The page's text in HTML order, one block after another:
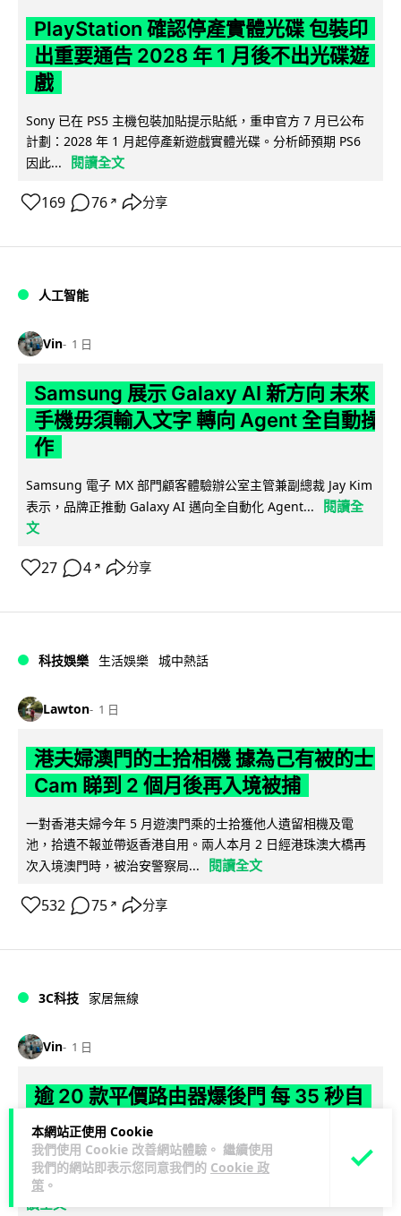
本網站正使用 Cookie
我們使用 Cookie 改善網站體驗。 繼續使用
我們的網站即表示您同意我們的 Cookie 政
策 。
PlayStation 確認停產實體光碟 包裝印
出重要通告 2028 年 1 月後不出光碟遊
戲
Sony 已在 PS5 主機包裝加貼提示貼紙，重申官方 7 月已公布
計劃：2028 年 1 月起停產新遊戲實體光碟。分析師預期 PS6
因此...
閱讀全文
169 76 ↗ 分享
人工智能
Vin 1 日
Samsung 展示 Galaxy AI 新方向 未來
手機毋須輸入文字 轉向 Agent 全自動操
作
Samsung 電子 MX 部門顧客體驗辦公室主管兼副總裁 Jay Kim
表示，品牌正推動 Galaxy AI 邁向全自動化 Agent...
閱讀全
文
27 4 ↗ 分享
科技娛樂 生活娛樂 城中熱話
Lawton 1 日
港夫婦澳門的士拾相機 據為己有被的士
Cam 睇到 2 個月後再入境被捕
一對香港夫婦今年 5 月遊澳門乘的士拾獲他人遺留相機及電
池，拾遺不報並帶返香港自用。兩人本月 2 日經港珠澳大橋再
次入境澳門時，被治安警察局...
閱讀全文
532 75 ↗ 分享
3C科技 家居無線
Vin 1 日
逾 20 款平價路由器爆後門 每 35 秒自
動連線回中國 全球 10 萬用家私隱堪憂
網絡安全公司 VulnCheck 揭發中國智博通電子（Zbtlink）生產
的 20 多款路由器內置後門程式「Endlessdoors」（無盡...
讀全文